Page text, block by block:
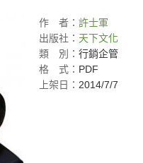
作 者： 許士軍
出版社： 天下文化
類
別： 行銷企管
格
式： PDF
上架日： 2014/7/7